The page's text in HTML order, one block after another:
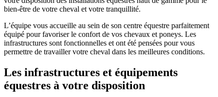
bien-être de votre cheval et votre tranquillité.
L’équipe vous accueille au sein de son centre équestre parfaitement
équipé pour favoriser le confort de vos chevaux et poneys. Les
infrastructures sont fonctionnelles et ont été pensées pour vous
permettre de travailler votre cheval dans les meilleures conditions.
Les infrastructures et équipements
équestres à votre disposition